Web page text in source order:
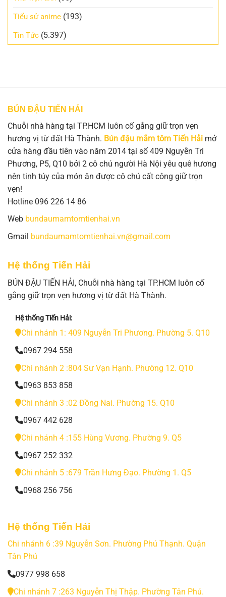
Tiểu sử anime (193)
Tin Tức (5.397)
BÚN ĐẬU TIẾN HẢI
Chuỗi nhà hàng tại TP.HCM luôn cố gắng giữ trọn vẹn
hương vị từ đất Hà Thành. Bún đậu mắm tôm Tiến Hải mở
cửa hàng đầu tiên vào năm 2014 tại số 409 Nguyễn Tri
Phương, P5, Q10 bởi 2 cô chú người Hà Nội yêu quê hương
nên tinh túy của món ăn được cô chú cất công giữ trọn
vẹn!
Hotline 096 226 14 86
Web bundaumamtomtienhai.vn
Gmail bundaumamtomtienhai.vn@gmail.com
Hệ thống Tiến Hải
BÚN ĐẬU TIẾN HẢI, Chuỗi nhà hàng tại TP.HCM luôn cố
gắng giữ trọn vẹn hương vị từ đất Hà Thành.
Hệ thống Tiến Hải:
Chi nhánh 1: 409 Nguyễn Tri Phương. Phường 5. Q10
0967 294 558
Chi nhánh 2 :804 Sư Vạn Hạnh. Phường 12. Q10
0963 853 858
Chi nhánh 3 :02 Đồng Nai. Phường 15. Q10
0967 442 628
Chi nhánh 4 :155 Hùng Vương. Phường 9. Q5
0967 252 332
Chi nhánh 5 :679 Trần Hưng Đạo. Phường 1. Q5
0968 256 756
Hệ thống Tiến Hải
Chi nhánh 6 :39 Nguyễn Sơn. Phường Phú Thạnh. Quận
Tân Phú
0977 998 658
Chi nhánh 7 :263 Nguyễn Thị Thập. Phường Tân Phú.